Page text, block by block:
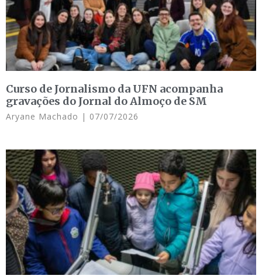
Curso de Jornalismo da UFN acompanha
gravações do Jornal do Almoço de SM
Aryane Machado 07/07/2026